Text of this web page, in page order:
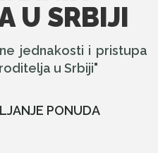
U SRBIJI
jednakosti i pristupa
u Srbiji"
PONUDA